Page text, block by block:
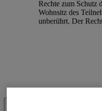
Rechte zum Schutz
Wohnsitz des
unberührt. Der